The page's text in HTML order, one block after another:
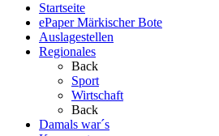
Startseite
ePaper Märkischer Bote
Auslagestellen
Regionales
Back
Sport
Wirtschaft
Back
Damals war´s